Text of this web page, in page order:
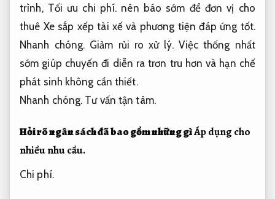
trình, Tối ưu chi phí. nên báo sớm để đơn vị cho
thuê Xe sắp xếp tài xế và phương tiện đáp ứng tốt.
Nhanh chóng. Giảm rủi ro xử lý.Việc thống nhất
sớm giúp chuyến đi diễn ra trơn tru hơn và hạn chế
phát sinh không cần thiết.
Nhanh chóng. Tư vấn tận tâm.
Hỏi rõ ngân sách đã bao gồm những gìÁp dụng cho
nhiều nhu cầu.
Chi phí.